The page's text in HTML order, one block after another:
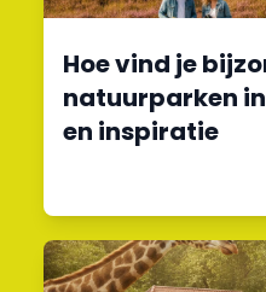
Hoe vind je
natuurparken
en inspiratie